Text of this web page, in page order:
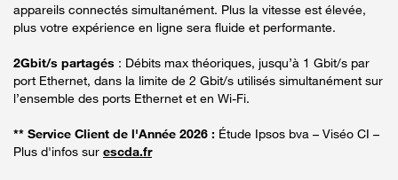
appareils connectés simultanément. Plus la vitesse est élevée,
plus votre expérience en ligne sera fluide et performante.
2Gbit/s partagés : Débits max théoriques, jusqu’à 1 Gbit/s par
port Ethernet, dans la limite de 2 Gbit/s utilisés simultanément sur
l’ensemble des ports Ethernet et en Wi-Fi.
** Service Client de l'Année 2026 : Étude Ipsos bva – Viséo CI –
Plus d'infos sur escda.fr